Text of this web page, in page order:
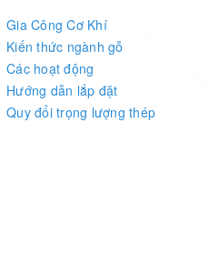
Gia Công Cơ Khí
Kiến thức ngành gỗ
Các hoạt động
Hướng dẫn lắp đặt
Quy đổi trọng lượng thép